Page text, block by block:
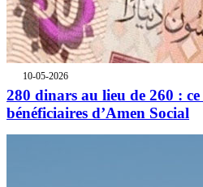
10-05-2026
280 dinars au lieu de 260 :
bénéficiaires d’Amen Social